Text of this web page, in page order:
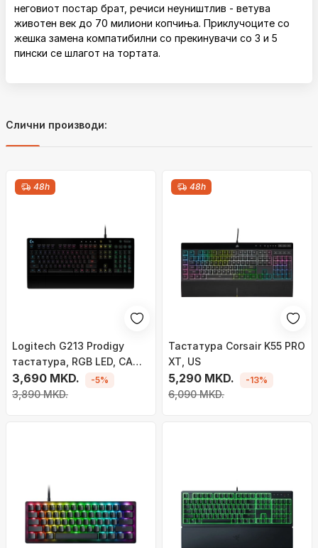
неговиот постар брат, речиси неуништлив - ветува
животен век до 70 милиони копчиња. Приклучоците со
жешка замена компатибилни со прекинувачи со 3 и 5
пински се шлагот на тортата.
Слични производи:
48h
Logitech G213 Prodigy
тастатура, RGB LED, САД,
црна
3,690 MKD.
3,890 MKD.
-5%
48h
Тастатура Corsair K55 PRO
XT, US
5,290 MKD.
6,090 MKD.
-13%